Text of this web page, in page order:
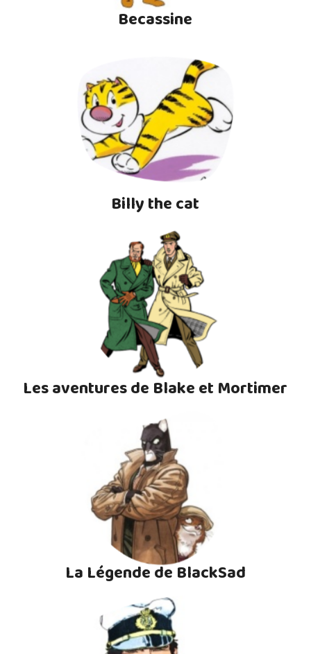
Becassine
Billy the cat
Les aventures de Blake et Mortimer
La Légende de BlackSad